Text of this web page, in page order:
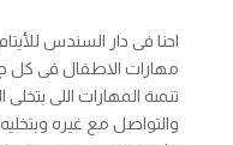
احنا فى دار السندس
مهارات الاطفال فى كل
تنمىة المهارات اللى
والتواصل مع غيره